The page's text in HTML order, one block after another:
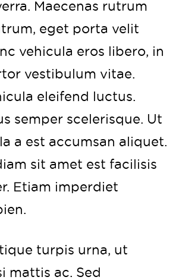
Maecenas rutrum
eget porta velit
vehicula eros libero, in
vestibulum vitae.
eleifend luctus.
semper scelerisque. Ut
a est accumsan aliquet.
sit amet est facilisis
Etiam imperdiet
turpis urna, ut
mattis ac. Sed